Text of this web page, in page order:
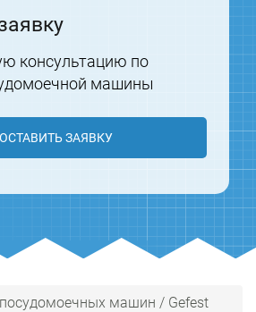
консультацию по
машины
ОСТАВИТЬ ЗАЯВКУ
машин / Gefest